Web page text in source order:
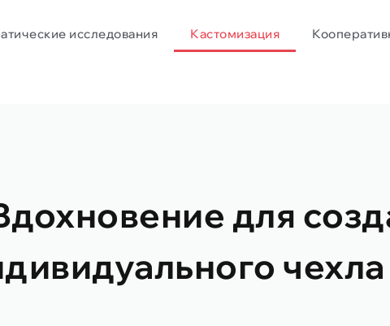
исследования Кастомизация
для